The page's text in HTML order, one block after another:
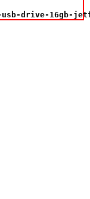
drive-16gb-